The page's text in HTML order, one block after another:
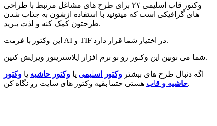
وکتور قاب اسلیمی ۲۷ برای طرح های مشاغل مرتبط با طراحی
های گرافیکی است که میتونید با استفاده ازشون به جذاب شدن
طرحتون کمک کنه و لذت ببرید.
این وکتور با فرمت AI و TIF در اختیار شما قرار دارد.
شما می تونین این وکتور رو تو نرم افزار ایلاستریتور ویرایش کنین.
اگه دنبال طرح های بیشتر وکتور اسلیمی یا وکتور حاشیه یا وکتور
حاشیه و قابهستی حتما بقیه وکتور های سایت رو نگاه کن.